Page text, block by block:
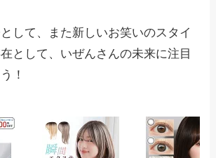
して、また新しいお笑いのスタイ
として、いぜんさんの未来に注目
！